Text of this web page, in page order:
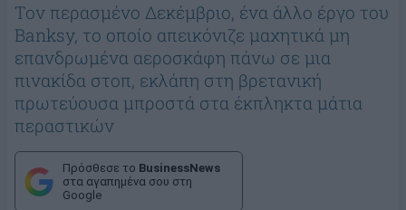
Τον περασμένο Δεκέμβριο, ένα άλλο έργο του
Banksy, το οποίο απεικόνιζε μαχητικά μη
επανδρωμένα αεροσκάφη πάνω σε μια
πινακίδα στοπ, εκλάπη στη βρετανική
πρωτεύουσα μπροστά στα έκπληκτα μάτια
περαστικών
Πρόσθεσε το BusinessNews
στα αγαπημένα σου στη
Google